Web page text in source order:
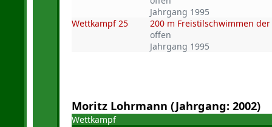
Jahrgang 1995
Wettkampf 25
200 m Freistilschwimmen
offen
Jahrgang 1995
Moritz Lohrmann (Jahrgang: 2002)
Wettkampf